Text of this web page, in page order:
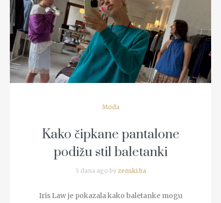
READ MORE
Moda
Kako čipkane pantalone
podižu stil baletanki
5 dana ago by zenski.ba
Iris Law je pokazala kako baletanke mogu